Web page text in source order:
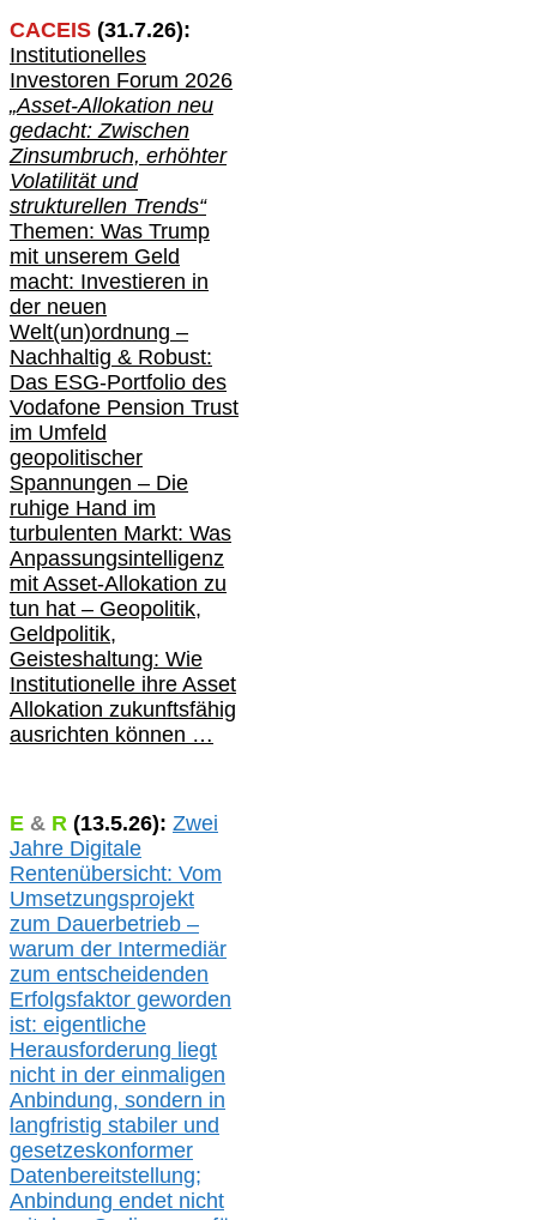
CACEIS (31.7.26):
Institutionelles
Investoren Forum 2026
„Asset-Allokation neu
gedacht: Zwischen
Zinsumbruch, erhöhter
Volatilität und
strukturellen Trends“
Themen: Was Trump
mit unserem Geld
macht: Investieren in
der neuen
Welt(un)ordnung –
Nachhaltig & Robust:
Das ESG-Portfolio des
Vodafone Pension Trust
im Umfeld
geopolitischer
Spannungen – Die
ruhige Hand im
turbulenten Markt: Was
Anpassungsintelligenz
mit Asset-Allokation zu
tun hat – Geopolitik,
Geldpolitik,
Geisteshaltung: Wie
Institutionelle ihre Asset
Allokation zukunftsfähig
ausrichten können …
E & R (13.5.26): Zwei
Jahre Digitale
Rentenübersicht: Vom
Umsetzungsprojekt
zum Dauerbetrieb –
warum der Intermediär
zum entscheidenden
Erfolgsfaktor geworden
ist: eigentliche
Herausforderung liegt
nicht in der einmaligen
Anbindung, sondern in
langfristig stabiler und
gesetzeskonformer
Datenbereitstellung;
Anbindung endet nicht